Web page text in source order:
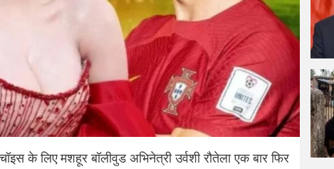
के लिए मशहूर बॉलीवुड अभिनेत्री उर्वशी रौतेला एक बार फिर